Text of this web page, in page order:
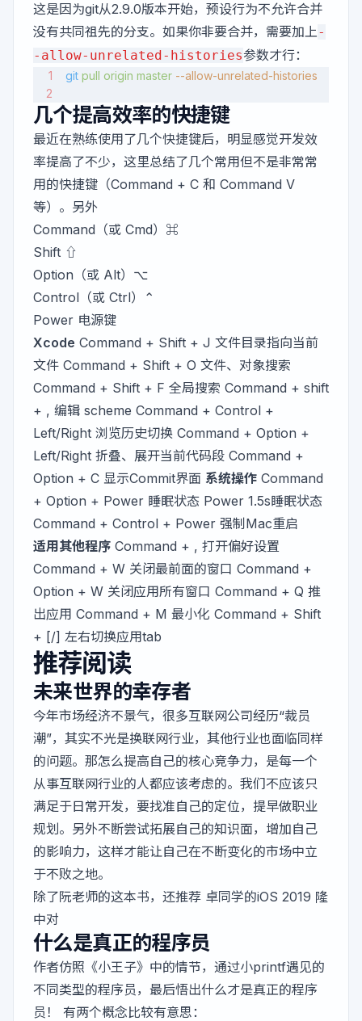
这是因为git从2.9.0版本开始，预设行为不允许合并
没有共同祖先的分支。如果你非要合并，需要加上-
-allow-unrelated-histories参数才行：
git pull origin master --allow-unrelated-histories
几个提高效率的快捷键
最近在熟练使用了几个快捷键后，明显感觉开发效
率提高了不少，这里总结了几个常用但不是非常常
用的快捷键（Command + C 和 Command V
等）。另外
Command（或 Cmd）⌘
Shift ⇧
Option（或 Alt）⌥
Control（或 Ctrl）⌃
Power 电源键
Xcode Command + Shift + J 文件目录指向当前
文件 Command + Shift + O 文件、对象搜索
Command + Shift + F 全局搜索 Command + shift
+ , 编辑 scheme Command + Control +
Left/Right 浏览历史切换 Command + Option +
Left/Right 折叠、展开当前代码段 Command +
Option + C 显示Commit界面 系统操作 Command
+ Option + Power 睡眠状态 Power 1.5s睡眠状态
Command + Control + Power 强制Mac重启
适用其他程序 Command + , 打开偏好设置
Command + W 关闭最前面的窗口 Command +
Option + W 关闭应用所有窗口 Command + Q 推
出应用 Command + M 最小化 Command + Shift
+ [/] 左右切换应用tab
推荐阅读
未来世界的幸存者
今年市场经济不景气，很多互联网公司经历“裁员
潮”，其实不光是换联网行业，其他行业也面临同样
的问题。那怎么提高自己的核心竞争力，是每一个
从事互联网行业的人都应该考虑的。我们不应该只
满足于日常开发，要找准自己的定位，提早做职业
规划。另外不断尝试拓展自己的知识面，增加自己
的影响力，这样才能让自己在不断变化的市场中立
于不败之地。
除了阮老师的这本书，还推荐 卓同学的iOS 2019 隆
中对
什么是真正的程序员
作者仿照《小王子》中的情节，通过小printf遇见的
不同类型的程序员，最后悟出什么才是真正的程序
员！ 有两个概念比较有意思：